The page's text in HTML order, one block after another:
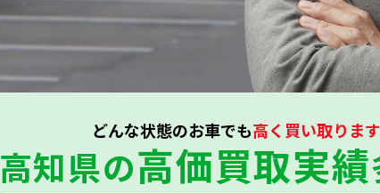
どんな状態のお車でも高く買い取ります
高知県の高価買取実績